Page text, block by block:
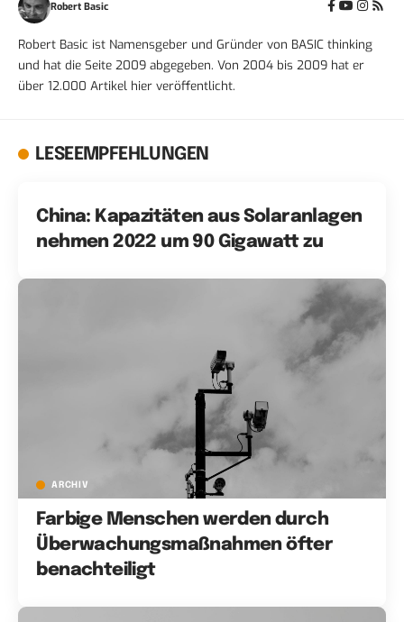
Robert Basic
Robert Basic ist Namensgeber und Gründer von BASIC thinking
und hat die Seite 2009 abgegeben. Von 2004 bis 2009 hat er
über 12.000 Artikel hier veröffentlicht.
LESEEMPFEHLUNGEN
China: Kapazitäten aus Solaranlagen
nehmen 2022 um 90 Gigawatt zu
ARCHIV
Farbige Menschen werden durch
Überwachungsmaßnahmen öfter
benachteiligt